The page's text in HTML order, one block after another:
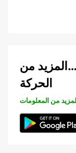
من
الحركة
من المعلومات